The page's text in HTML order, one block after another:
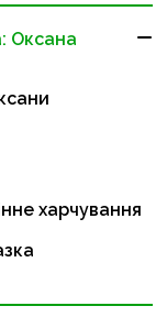
Оксана
харчування